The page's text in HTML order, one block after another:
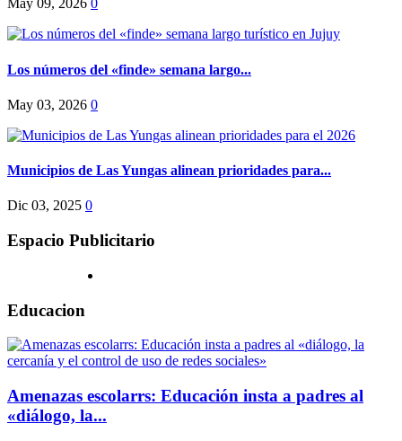
May 09, 2026 0
Los números del «finde» semana largo...
May 03, 2026 0
Municipios de Las Yungas alinean prioridades para...
Dic 03, 2025 0
Espacio Publicitario
Educacion
Amenazas escolarrs: Educación insta a padres al
«diálogo, la...